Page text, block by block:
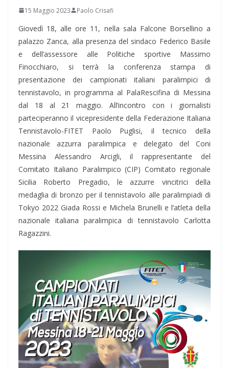
15 Maggio 2023 Paolo Crisafi
Giovedì 18, alle ore 11, nella sala Falcone Borsellino a
palazzo Zanca, alla presenza del sindaco Federico Basile
e dell’assessore alle Politiche sportive Massimo
Finocchiaro, si terrà la conferenza stampa di
presentazione dei campionati italiani paralimpici di
tennistavolo, in programma al PalaRescifina di Messina
dal 18 al 21 maggio. All’incontro con i giornalisti
parteciperanno il vicepresidente della Federazione Italiana
Tennistavolo-FITET Paolo Puglisi, il tecnico della
nazionale azzurra paralimpica e delegato del Coni
Messina Alessandro Arcigli, il rappresentante del
Comitato Italiano Paralimpico (CIP) Comitato regionale
Sicilia Roberto Pregadio, le azzurre vincitrici della
medaglia di bronzo per il tennistavolo alle paralimpiadi di
Tokyo 2022 Giada Rossi e Michela Brunelli e l’atleta della
nazionale italiana paralimpica di tennistavolo Carlotta
Ragazzini.